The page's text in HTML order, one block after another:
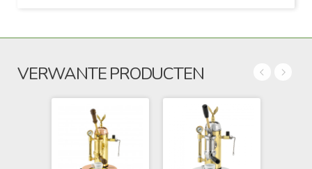
VERWANTE PRODUCTEN